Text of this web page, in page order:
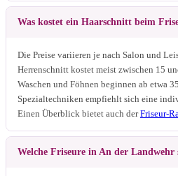
Was kostet ein Haarschnitt beim
Die Preise variieren je nach Salon und
Herrenschnitt kostet meist zwischen 15
Waschen und Föhnen beginnen ab etwa
Spezialtechniken empfiehlt sich eine
Einen Überblick bietet auch derFriseur-
Welche Friseure in An der Landwehr